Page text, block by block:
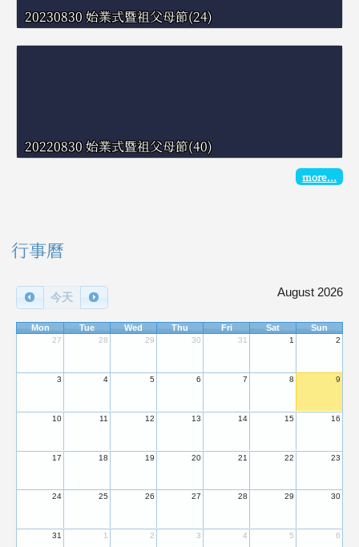
20230830 始業式暨祖父母節(24)
20220830 始業式暨祖父母節(40)
more...
右邊區域內容
行事曆
今天 August 2026
Mon Tue Wed Thu Fri Sat Sun
27 28 29 30 31 1 2
3 4 5 6 7 8 9
10 11 12 13 14 15 16
17 18 19 20 21 22 23
24 25 26 27 28 29 30
31 1 2 3 4 5 6